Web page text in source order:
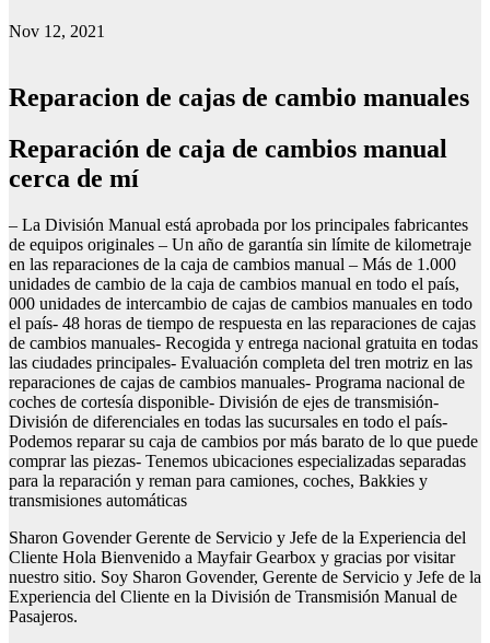
Nov 12, 2021
Reparacion de cajas de cambio manuales
Reparación de caja de cambios manual
cerca de mí
– La División Manual está aprobada por los principales fabricantes
de equipos originales – Un año de garantía sin límite de kilometraje
en las reparaciones de la caja de cambios manual – Más de 1.000
unidades de cambio de la caja de cambios manual en todo el país,
000 unidades de intercambio de cajas de cambios manuales en todo
el país- 48 horas de tiempo de respuesta en las reparaciones de cajas
de cambios manuales- Recogida y entrega nacional gratuita en todas
las ciudades principales- Evaluación completa del tren motriz en las
reparaciones de cajas de cambios manuales- Programa nacional de
coches de cortesía disponible- División de ejes de transmisión-
División de diferenciales en todas las sucursales en todo el país-
Podemos reparar su caja de cambios por más barato de lo que puede
comprar las piezas- Tenemos ubicaciones especializadas separadas
para la reparación y reman para camiones, coches, Bakkies y
transmisiones automáticas
Sharon Govender Gerente de Servicio y Jefe de la Experiencia del
Cliente Hola Bienvenido a Mayfair Gearbox y gracias por visitar
nuestro sitio. Soy Sharon Govender, Gerente de Servicio y Jefe de la
Experiencia del Cliente en la División de Transmisión Manual de
Pasajeros.